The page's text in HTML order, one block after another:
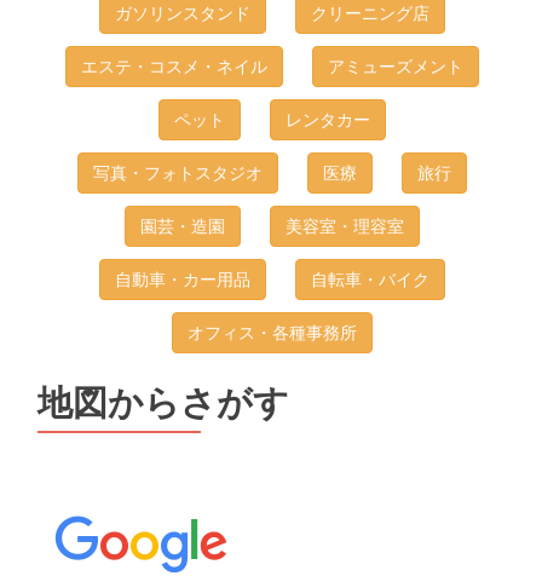
ガソリンスタンド クリーニング店
エステ・コスメ・ネイル アミューズメント
ペット レンタカー
写真・フォトスタジオ 医療 旅行
園芸・造園 美容室・理容室
自動車・カー用品 自転車・バイク
オフィス・各種事務所
地図からさがす